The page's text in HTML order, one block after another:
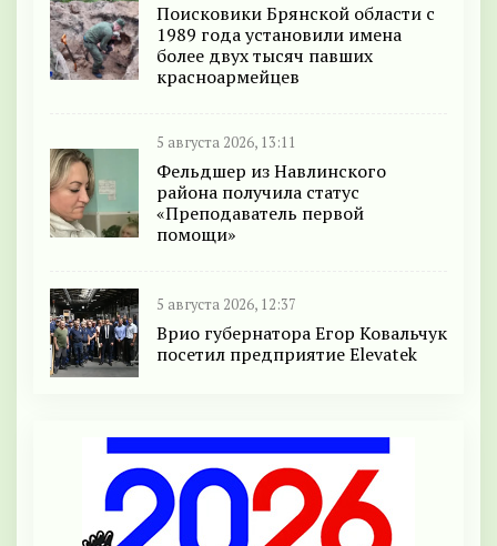
Поисковики Брянской области с
1989 года установили имена
более двух тысяч павших
красноармейцев
5 августа 2026, 13:11
Фельдшер из Навлинского
района получила статус
«Преподаватель первой
помощи»
5 августа 2026, 12:37
Врио губернатора Егор Ковальчук
посетил предприятие Elevatek